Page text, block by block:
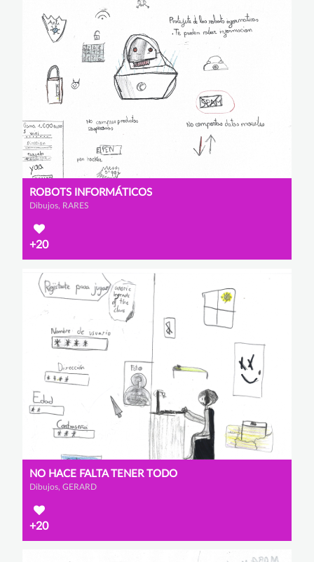
ROBOTS INFORMÁTICOS
Dibujos, RARES
+20
NO HACE FALTA TENER TODO
Dibujos, GERARD
+20